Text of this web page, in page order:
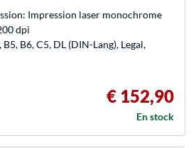
Impression laser monochrome
dpi
B6, C5, DL (DIN-Lang), Legal,
€ 152,90
En stock